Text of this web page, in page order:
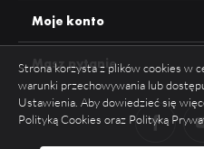
Moje konto
Masz pytanie
Strona korzysta z plików cookies w
warunki przechowywania lub
Ustawienia. Aby dowiedzieć się
Polityką Cookies oraz Polityką
ZAPISZ
ODRZUĆ